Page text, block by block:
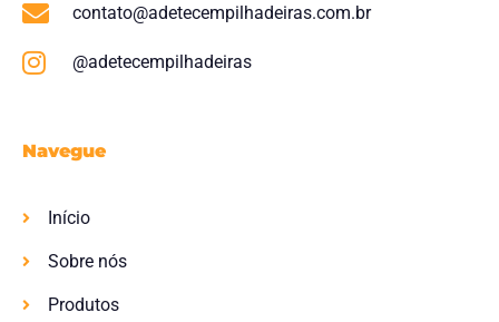
Navegue
Início
Sobre nós
Produtos
contato@adetecempilhadeiras.com.br
@adetecempilhadeiras